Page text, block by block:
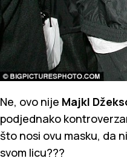
Ne, ovo nije Majkl
podjednako
što nosi ovu masku, da
svom licu???